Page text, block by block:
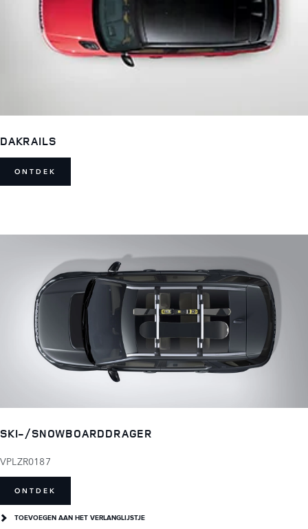
DAKRAILS
ONTDEK
SKI-/SNOWBOARDDRAGER
VPLZR0187
ONTDEK
TOEVOEGEN AAN HET VERLANGLIJSTJE